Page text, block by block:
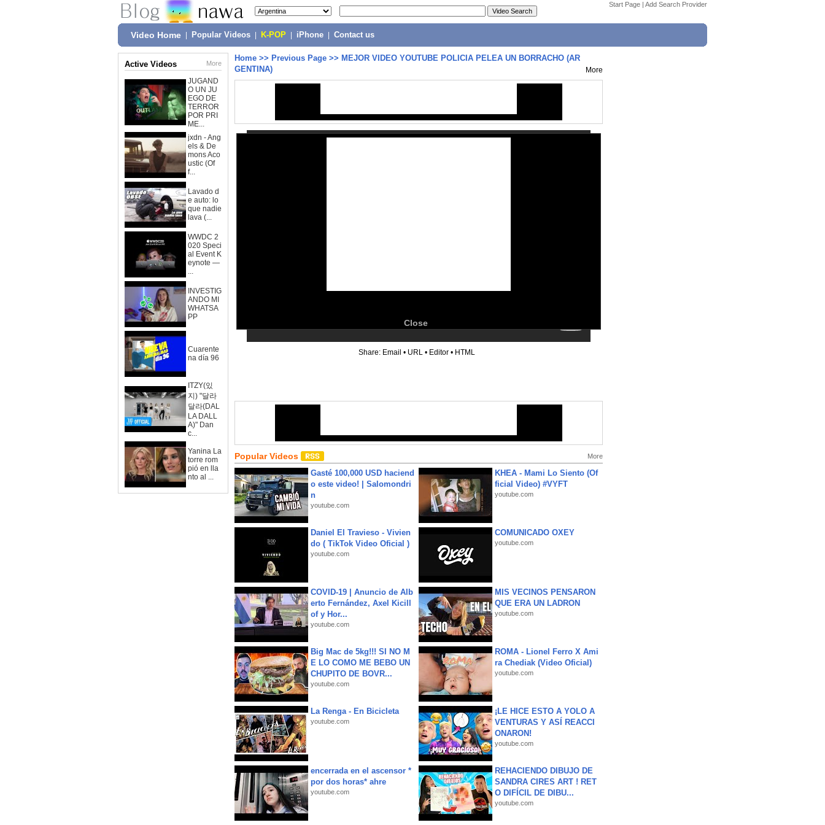
Start Page | Add Search Provider
Video Home Popular Videos K-POP iPhone Contact us
Active Videos More
JUGAND
O UN JU
EGO DE
TERROR
POR PRI
ME...
jxdn - Ang
els & De
mons Aco
ustic (Of
f...
Lavado d
e auto: lo
que nadie
lava (...
WWDC 2
020 Speci
al Event K
eynote —
...
INVESTIG
ANDO MI
WHATSA
PP
Cuarente
na día 96
ITZY(있
지) "달라
달라(DAL
LA DALL
A)" Dan
c...
Yanina La
torre rom
pió en lla
nto al ...
Home >> Previous Page >> MEJOR VIDEO YOUTUBE POLICIA PELEA UN BORRACHO (AR
GENTINA)
More
Close
Share: Email • URL • Editor • HTML
Popular Videos More
Gasté 100,000 USD haciend
o este video! | Salomondri
n
youtube.com
KHEA - Mami Lo Siento (Of
ficial Video) #VYFT
youtube.com
Daniel El Travieso - Vivien
do ( TikTok Video Oficial )
youtube.com
COMUNICADO OXEY
youtube.com
COVID-19 | Anuncio de Alb
erto Fernández, Axel Kicill
of y Hor...
youtube.com
MIS VECINOS PENSARON
QUE ERA UN LADRON
youtube.com
Big Mac de 5kg!!! SI NO M
E LO COMO ME BEBO UN
CHUPITO DE BOVR...
youtube.com
ROMA - Lionel Ferro X Ami
ra Chediak (Video Oficial)
youtube.com
La Renga - En Bicicleta
youtube.com
¡LE HICE ESTO A YOLO A
VENTURAS Y ASÍ REACCI
ONARON!
youtube.com
encerrada en el ascensor *
por dos horas* ahre
youtube.com
REHACIENDO DIBUJO DE
SANDRA CIRES ART ! RET
O DIFÍCIL DE DIBU...
youtube.com